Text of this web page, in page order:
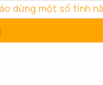
dừng một số tính